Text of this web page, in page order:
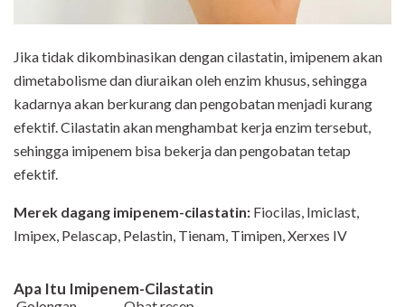
Jika tidak dikombinasikan dengan cilastatin, imipenem akan
dimetabolisme dan diuraikan oleh enzim khusus, sehingga
kadarnya akan berkurang dan pengobatan menjadi kurang
efektif. Cilastatin akan menghambat kerja enzim tersebut,
sehingga imipenem bisa bekerja dan pengobatan tetap
efektif.
Merek dagang imipenem-cilastatin: Fiocilas, Imiclast,
Imipex, Pelascap, Pelastin, Tienam, Timipen, Xerxes IV
Apa Itu Imipenem-Cilastatin